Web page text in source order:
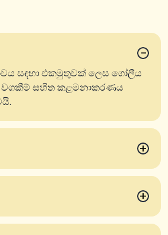
−
සඳහා එකමුතුවක් ලෙස ගෝලීය
වගකීම් සහිත කළමනාකරණය
+
+